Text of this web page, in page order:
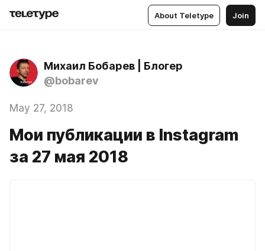
About Teletype Join
Михаил Бобарев | Блогер
@bobarev
May 27, 2018
Мои публикации в Instagram
за 27 мая 2018